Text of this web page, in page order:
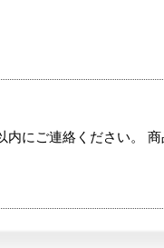
にご連絡ください。